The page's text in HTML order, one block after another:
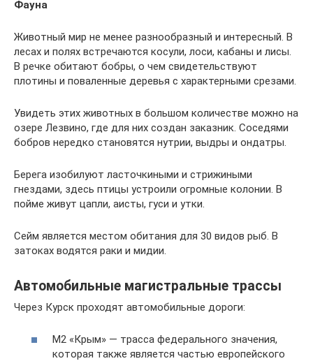
Фауна
Животный мир не менее разнообразный и интересный. В
лесах и полях встречаются косули, лоси, кабаны и лисы.
В речке обитают бобры, о чем свидетельствуют
плотины и поваленные деревья с характерными срезами.
Увидеть этих животных в большом количестве можно на
озере Лезвино, где для них создан заказник. Соседями
бобров нередко становятся нутрии, выдры и ондатры.
Берега изобилуют ласточкиными и стрижиными
гнездами, здесь птицы устроили огромные колонии. В
пойме живут цапли, аисты, гуси и утки.
Сейм является местом обитания для 30 видов рыб. В
затоках водятся раки и мидии.
Автомобильные магистральные трассы
Через Курск проходят автомобильные дороги:
М2 «Крым» — трасса федерального значения,
которая также является частью европейского